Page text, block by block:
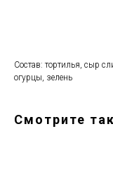
Состав: тортилья, сыр
огурцы, зелень
Смотрите